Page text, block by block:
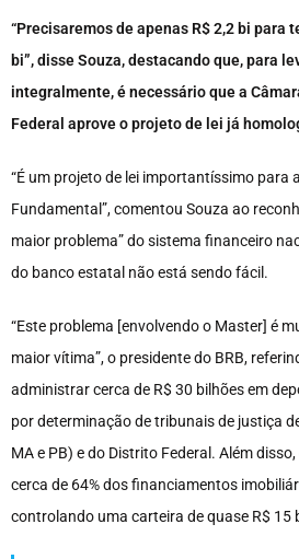
“Precisaremos de apenas R$ 2,2 bi para
bi”, disse Souza, destacando que, para
integralmente, é necessário que a
Federal aprove o projeto de lei já
“É um projeto de lei importantíssimo para
Fundamental”, comentou Souza ao
maior problema” do sistema financeiro
do banco estatal não está sendo fácil.
“Este problema [envolvendo o Master] é
maior vítima”, o presidente do BRB,
administrar cerca de R$ 30 bilhões em
por determinação de tribunais de justiça
MA e PB) e do Distrito Federal. Além
cerca de 64% dos financiamentos
controlando uma carteira de quase R$ 15